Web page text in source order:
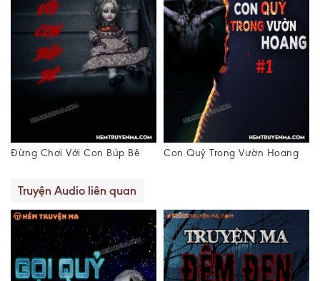
Con Quỷ Trong Vườn Hoang Thần Cóc Trả Ơn
Truyện Audio liên quan